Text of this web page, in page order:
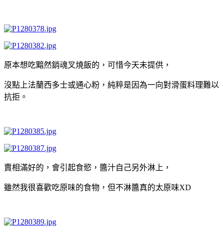
原本想吃黯然銷魂叉燒飯的，可惜今天未提供，
沒點上法蘭西多士或通心粉，純粹是因為一向對滑蛋料理難以
抗拒。
賣相滿好的，會引起食慾，醬汁自己另外淋上，
雖然我很喜歡吃原味的食物，但不淋醬真的太原味XD